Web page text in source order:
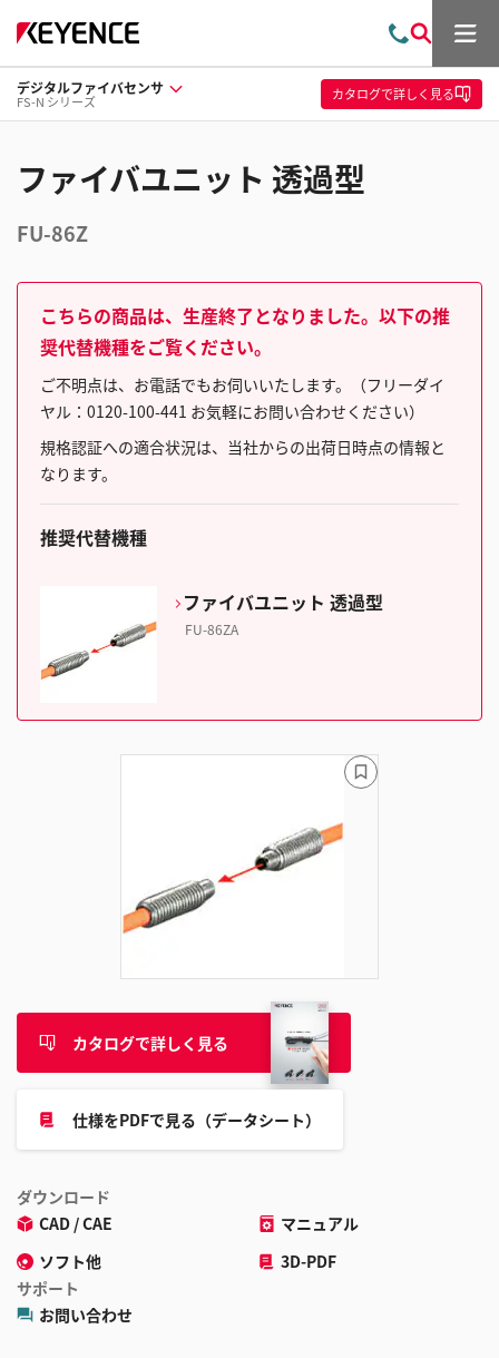
問
い
合
わ
索
メ
ュ
ー
デジタルファイバセンサ
FS-N シリーズ カタログで詳しく見る
ファイバユニット 透過型
FU-86Z
こちらの商品は、生産終了となりました。以下の推
奨代替機種をご覧ください。
ご不明点は、お電話でもお伺いいたします。（フリーダイ
ヤル：0120-100-441 お気軽にお問い合わせください）
規格認証への適合状況は、当社からの出荷日時点の情報と
なります。
推奨代替機種
ファイバユニット 透過型
FU-86ZA
カタログで詳しく見る
仕様をPDFで見る（データシート）
ダウンロード
CAD / CAE
マニュアル
ソフト他
3D-PDF
サポート
お問い合わせ
ブ
ッ